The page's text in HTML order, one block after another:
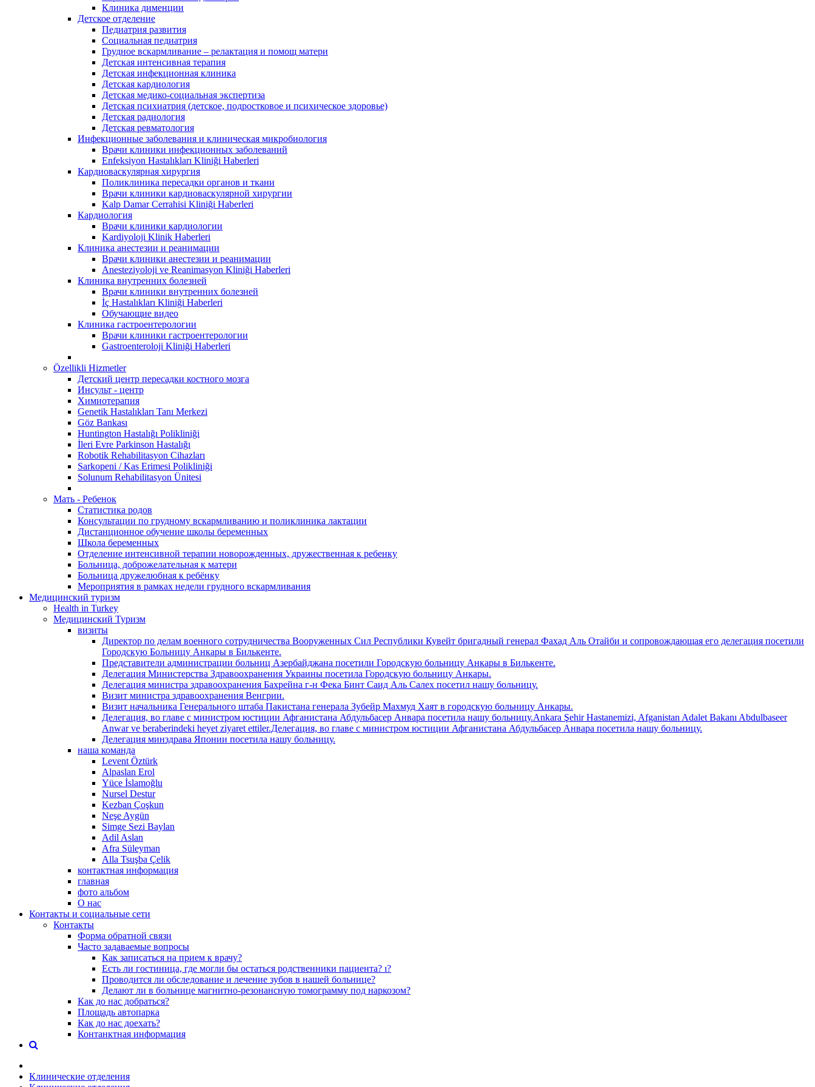
Клиника дименции
Детское отделение
Педиатрия развития
Социальная педиатрия
Грудное вскармливание – релактация и помощ матери
Детская интенсивная терапия
Детская инфекционная клиника
Детская кардиология
Детская медико-социальная экспертиза
Детская психиатрия (детское, подростковое и психическое здоровье)
Детская радиология
Детская ревматология
Инфекционные заболевания и клиническая микробиология
Врачи клиники инфекционных заболеваний
Enfeksiyon Hastalıkları Kliniği Haberleri
Кардиоваскулярная хирургия
Поликлиника пересадки органов и ткани
Врачи клиники кардиоваскулярной хирургии
Kalp Damar Cerrahisi Kliniği Haberleri
Кардиология
Врачи клиники кардиологии
Kardiyoloji Klinik Haberleri
Клиника анестезии и реанимации
Врачи клиники анестезии и реанимации
Anesteziyoloji ve Reanimasyon Kliniği Haberleri
Клиника внутренних болезней
Врачи клиники внутренних болезней
İç Hastalıkları Kliniği Haberleri
Обучающие видео
Клиника гастроентерологии
Врачи клиники гастроентерологии
Gastroenteroloji Kliniği Haberleri
Özellikli Hizmetler
Детский центр пересадки костного мозга
Инсульт - центр
Химиотерапия
Genetik Hastalıkları Tanı Merkezi
Göz Bankası
Huntington Hastalığı Polikliniği
İleri Evre Parkinson Hastalığı
Robotik Rehabilitasyon Cihazları
Sarkopeni / Kas Erimesi Polikliniği
Solunum Rehabilitasyon Ünitesi
Мать - Ребенок
Статистика родов
Консультации по грудному вскармливанию и поликлиника лактации
Дистанционное обучение школы беременных
Школа беременных
Отделение интенсивной терапии новорожденных, дружественная к ребенку
Больница, доброжелательная к матери
Больница дружелюбная к ребёнку
Мероприятия в рамках недели грудного вскармливания
Медицинский туризм
Health in Turkey
Медицинский Туризм
визиты
Директор по делам военного сотрудничества Вооруженных Сил Республики Кувейт бригадный генерал Фахад Аль Отайби и сопровождающая его делегация посетили
Городскую Больницу Анкары в Билькенте.
Представители администрации больниц Азербайджана посетили Городскую больницу Aнкары в Билькенте.
Делегация Министерства Здравоохранения Украины посетила Городскую больницу Анкары.
Делегация министра здравоохранения Бахрейна г-н Фека Бинт Саид Аль Салех посетил нашу больницу.
Визит министра здравоохранения Венгрии.
Визит начальника Генерального штаба Пакистана генерала Зубейр Махмуд Хаят в городскую больницу Анкары.
Делегация, во главе с министром юстиции Афганистана Абдульбасер Анвара посетила нашу больницу.Ankara Şehir Hastanemizi, Afganistan Adalet Bakanı Abdulbaseer
Anwar ve beraberindeki heyet ziyaret ettiler.Делегация, во главе с министром юстиции Афганистана Абдульбасер Анвара посетила нашу больницу.
Делегация минздрава Японии посетила нашу больницу.
наша команда
Levent Öztürk
Alpaslan Erol
Yüce İslamoğlu
Nursel Destur
Kezban Çoşkun
Neşe Aygün
Simge Sezi Baylan
Adil Aslan
Afra Süleyman
Alla Tsuşba Çelik
контактная информация
главная
фото альбом
О нас
Контакты и социальные сети
Контакты
Форма обратной связи
Часто задаваемые вопросы
Как записаться на прием к врачу?
Есть ли гостиница, где могли бы остаться родственники пациента? ı?
Проводится ли обследование и лечение зубов в нашей больнице?
Делают ли в больнице магнитно-резонансную томограмму под наркозом?
Как до нас добраться?
Площадь автопарка
Как до нас доехать?
Контанктная информация
Клинические отделения